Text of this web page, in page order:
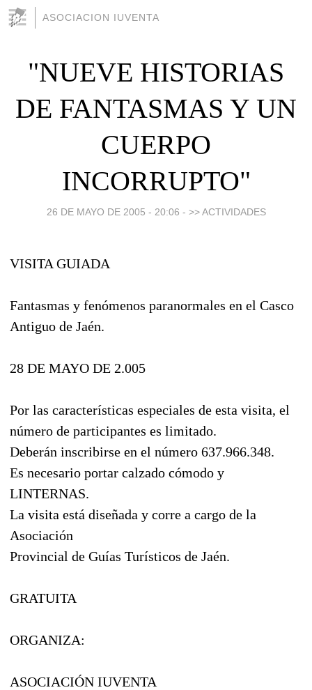
ASOCIACION IUVENTA
"NUEVE HISTORIAS
DE FANTASMAS Y UN
CUERPO
INCORRUPTO"
26 DE MAYO DE 2005 - 20:06 - >> ACTIVIDADES
VISITA GUIADA
Fantasmas y fenómenos paranormales en el Casco
Antiguo de Jaén.
28 DE MAYO DE 2.005
Por las características especiales de esta visita, el
número de participantes es limitado.
Deberán inscribirse en el número 637.966.348.
Es necesario portar calzado cómodo y
LINTERNAS.
La visita está diseñada y corre a cargo de la
Asociación
Provincial de Guías Turísticos de Jaén.
GRATUITA
ORGANIZA:
ASOCIACIÓN IUVENTA